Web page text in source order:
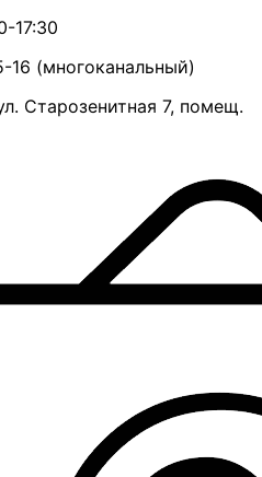
17:30
16 (многоканальный)
Старозенитная 7, помещ.